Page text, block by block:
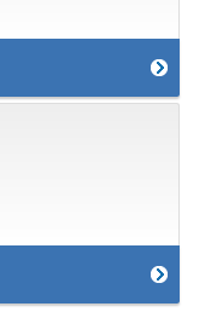
ポートサイトの使い方